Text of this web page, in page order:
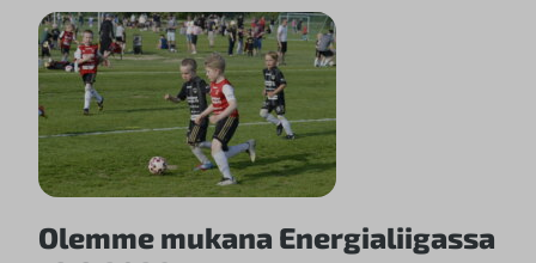
Olemme mukana Energialiigassa